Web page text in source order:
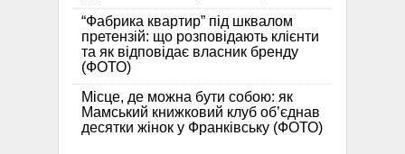
“Фабрика квартир” під шквалом
претензій: що розповідають клієнти
та як відповідає власник бренду
(ФОТО)
Місце, де можна бути собою: як
Мамський книжковий клуб об’єднав
десятки жінок у Франківську (ФОТО)